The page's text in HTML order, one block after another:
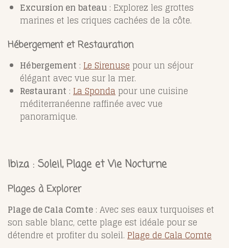
Excursion en bateau : Explorez les grottes
marines et les criques cachées de la côte.
Hébergement et Restauration
Hébergement : Le Sirenuse pour un séjour
élégant avec vue sur la mer.
Restaurant : La Sponda pour une cuisine
méditerranéenne raffinée avec vue
panoramique.
Ibiza : Soleil, Plage et Vie Nocturne
Plages à Explorer
Plage de Cala Comte : Avec ses eaux turquoises et
son sable blanc, cette plage est idéale pour se
détendre et profiter du soleil. Plage de Cala Comte